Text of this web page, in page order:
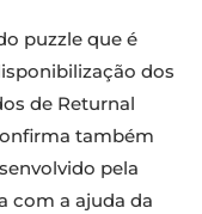
puzzle que é
dos
de Returnal
também
pela
com a ajuda da